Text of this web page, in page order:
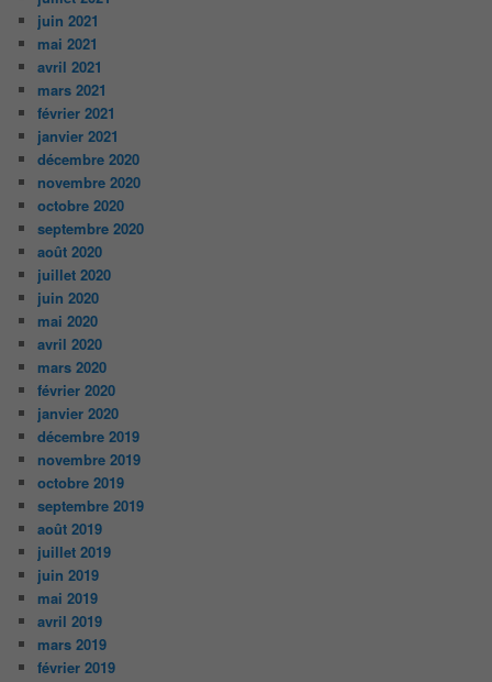
juin 2021
mai 2021
avril 2021
mars 2021
février 2021
janvier 2021
décembre 2020
novembre 2020
octobre 2020
septembre 2020
août 2020
juillet 2020
juin 2020
mai 2020
avril 2020
mars 2020
février 2020
janvier 2020
décembre 2019
novembre 2019
octobre 2019
septembre 2019
août 2019
juillet 2019
juin 2019
mai 2019
avril 2019
mars 2019
février 2019